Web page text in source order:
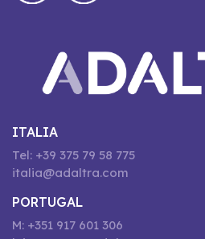
ITALIA
Tel: +39 375 79 58 775
italia@adaltra.com
PORTUGAL
M: +351 917 601 306